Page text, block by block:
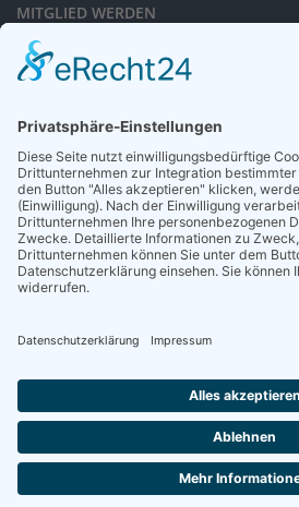
MITGLIED WERDEN
Sieben gute Gründe
für Ihre Mitgliedschaft
NEWSLETTER
Neuigkeiten rund um die Geriatrie und die
Postfach.
Die Zeitschrift für Gerontologie und Geriatrie
unserem Fach.